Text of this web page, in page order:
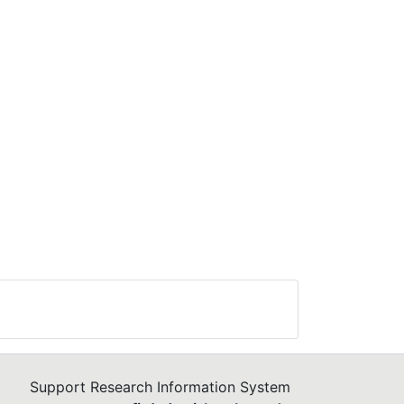
Support Research Information System